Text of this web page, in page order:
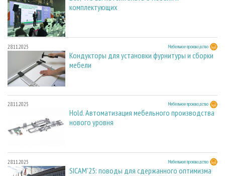
комплектующих
28.11.2025 Мебельное производство
Кондукторы для установки фурнитуры и сборки
мебели
28.11.2025 Мебельное производство
Hold. Автоматизация мебельного производства
нового уровня
28.11.2025 Мебельное производство
SICAM'25: поводы для сдержанного оптимизма